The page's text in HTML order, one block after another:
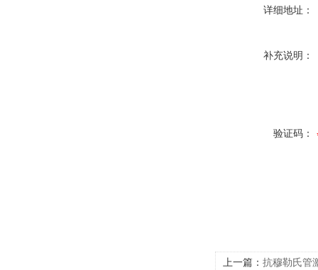
详细地址：
补充说明：
验证码：
上一篇： 抗穆勒氏管